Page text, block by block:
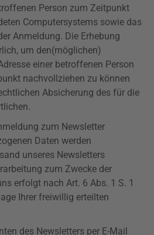
Person zum Zeitpunkt
Computersystems sowie das
Anmeldung. Die Erhebung
um den(möglichen)
einer betroffenen Person
nachvollziehen zu können
Absicherung des für die
zum Newsletter
Daten werden
unseres Newsletters
zum Zwecke der
erfolgt nach Art. 6 Abs. 1 S. 1
Ihrer freiwillig erteilten
des Newsletters per E-Mail